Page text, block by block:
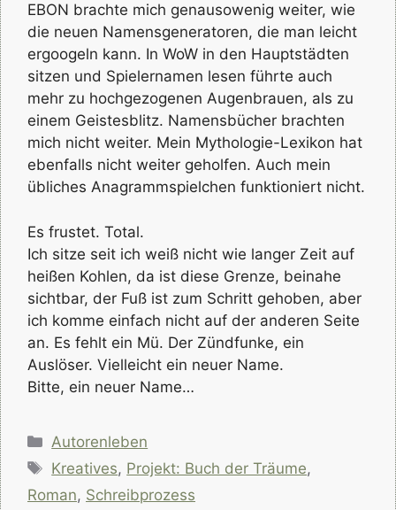
EBON brachte mich genausowenig weiter, wie
die neuen Namensgeneratoren, die man leicht
ergoogeln kann. In WoW in den Hauptstädten
sitzen und Spielernamen lesen führte auch
mehr zu hochgezogenen Augenbrauen, als zu
einem Geistesblitz. Namensbücher brachten
mich nicht weiter. Mein Mythologie-Lexikon hat
ebenfalls nicht weiter geholfen. Auch mein
übliches Anagrammspielchen funktioniert nicht.
Es frustet. Total.
Ich sitze seit ich weiß nicht wie langer Zeit auf
heißen Kohlen, da ist diese Grenze, beinahe
sichtbar, der Fuß ist zum Schritt gehoben, aber
ich komme einfach nicht auf der anderen Seite
an. Es fehlt ein Mü. Der Zündfunke, ein
Auslöser. Vielleicht ein neuer Name.
Bitte, ein neuer Name…
Kategorien
Autorenleben
Schlagwörter
Kreatives, Projekt: Buch der Träume,
Roman, Schreibprozess